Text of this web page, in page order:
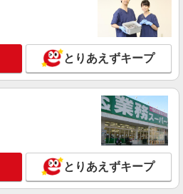
とりあえずキープ
とりあえずキープ